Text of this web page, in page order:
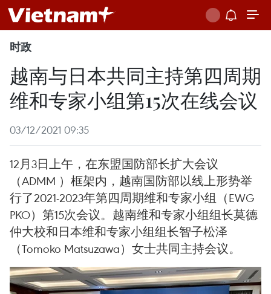
时政
越南与日本共同主持第四周期
维和专家小组第15次在线会议
03/12/2021 09:35
12月3日上午，在东盟国防部长扩大会议
（ADMM ）框架内，越南国防部以线上形势举
行了2021-2023年第四周期维和专家小组（EWG
PKO）第15次会议。越南维和专家小组组长莫德
仲大校和日本维和专家小组组长智子松泽
（Tomoko Matsuzawa）女士共同主持会议。